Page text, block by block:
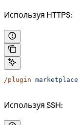
Используя HTTPS:
/plugin marketplace
Используя SSH: